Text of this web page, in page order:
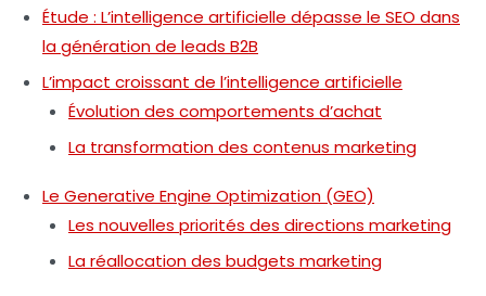
Étude : L’intelligence artificielle dépasse le SEO dans
la génération de leads B2B
L’impact croissant de l’intelligence artificielle
Évolution des comportements d’achat
La transformation des contenus marketing
Le Generative Engine Optimization (GEO)
Les nouvelles priorités des directions marketing
La réallocation des budgets marketing